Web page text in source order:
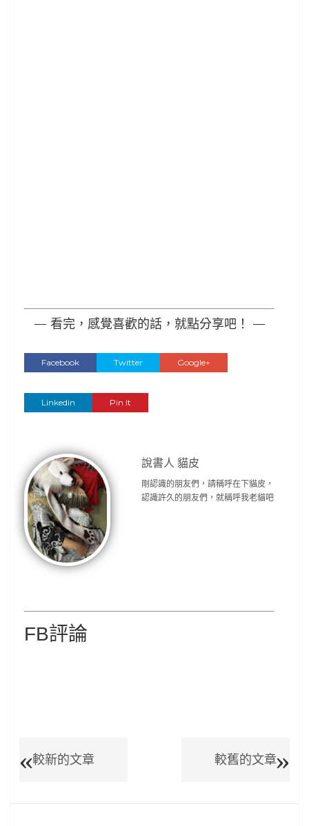
— 看完，感覺喜歡的話，就點分享吧！ —
Facebook Twitter Google+
Linkedin Pin It
說書人 貓皮
剛認識的朋友們，請稱呼在下貓皮，
認識許久的朋友們，就稱呼我老貓吧
FB評論
較新的文章 較舊的文章